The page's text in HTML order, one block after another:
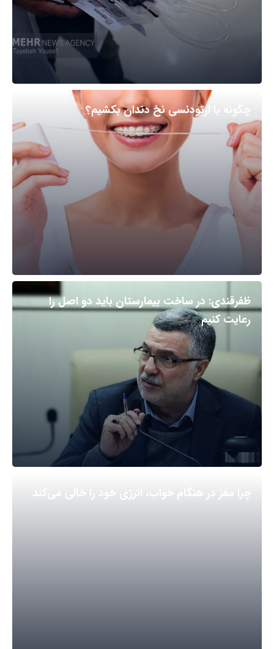
چگونه با ارتودنسی نخ دندان بکشیم؟
ظفرقندی: در ساخت بیمارستان باید دو اصل را
رعایت کنیم
چرا مغز در هنگام خواب، انرژی خود را خالی می‌کند